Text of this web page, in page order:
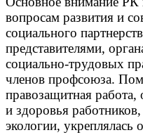
вопросам развития и
социального
представителями,
социально-трудовых
членов профсоюза.
правозащитная работа,
и здоровья
экологии, укреплялась